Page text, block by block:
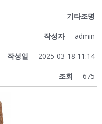
기타조명
작성자 admin
작성일 2025-03-18 11:14
조회 675